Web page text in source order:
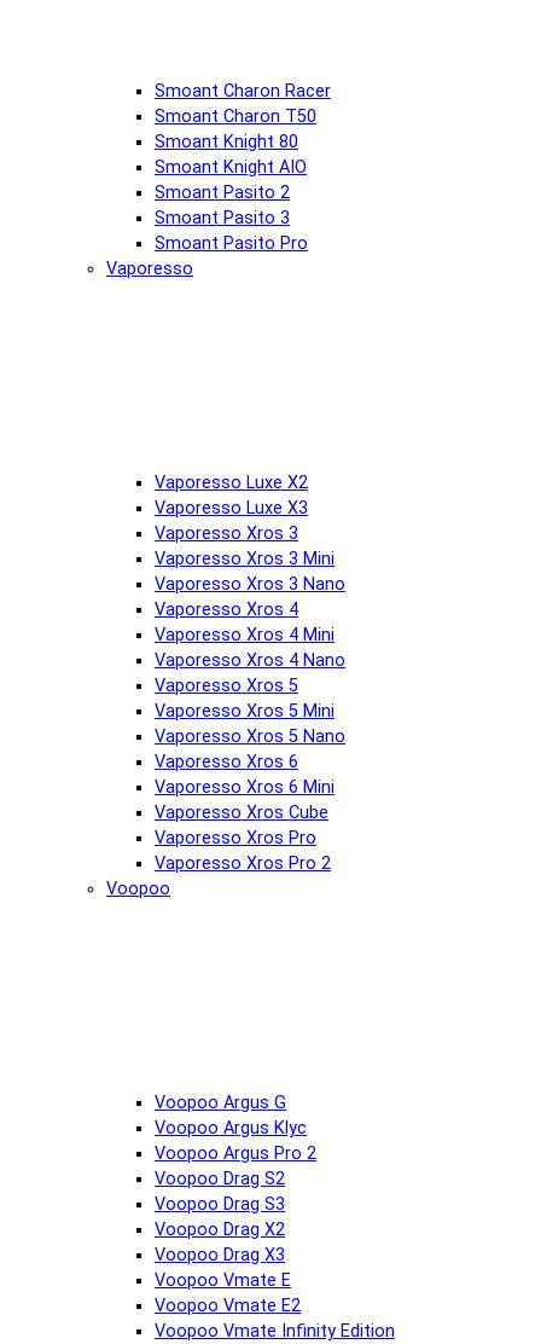
Smoant Charon Racer
Smoant Charon T50
Smoant Knight 80
Smoant Knight AIO
Smoant Pasito 2
Smoant Pasito 3
Smoant Pasito Pro
Vaporesso
Vaporesso Luxe X2
Vaporesso Luxe X3
Vaporesso Xros 3
Vaporesso Xros 3 Mini
Vaporesso Xros 3 Nano
Vaporesso Xros 4
Vaporesso Xros 4 Mini
Vaporesso Xros 4 Nano
Vaporesso Xros 5
Vaporesso Xros 5 Mini
Vaporesso Xros 5 Nano
Vaporesso Xros 6
Vaporesso Xros 6 Mini
Vaporesso Xros Cube
Vaporesso Xros Pro
Vaporesso Xros Pro 2
Voopoo
Voopoo Argus G
Voopoo Argus Klyc
Voopoo Argus Pro 2
Voopoo Drag S2
Voopoo Drag S3
Voopoo Drag X2
Voopoo Drag X3
Voopoo Vmate E
Voopoo Vmate E2
Voopoo Vmate Infinity Edition